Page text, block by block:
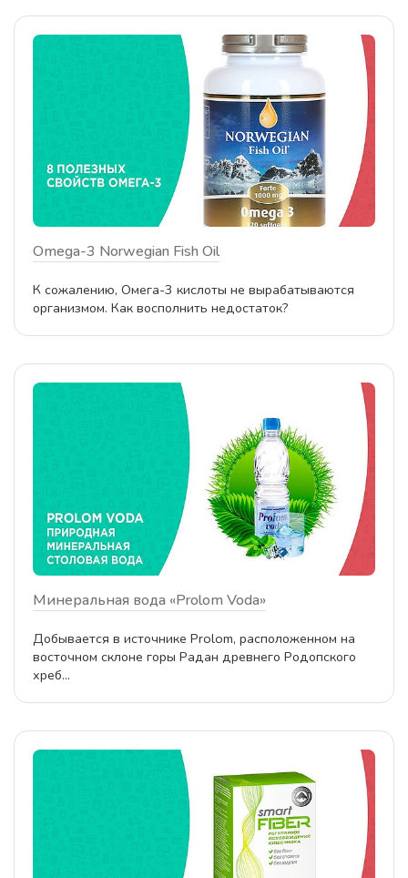
Omega-3 Norwegian Fish Oil
К сожалению, Омега-3 кислоты не вырабатываются
организмом. Как восполнить недостаток?
Минеральная вода «Prolom Voda»
Добывается в источнике Prolom, расположенном на
восточном склоне горы Радан древнего Родопского
хреб...